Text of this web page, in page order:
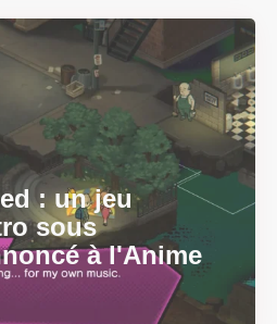
: un jeu
sous
à l'Anime